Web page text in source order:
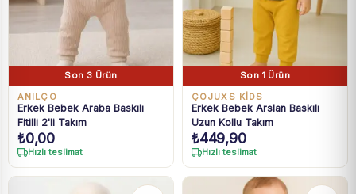
Son 3 Ürün
ANILÇO
Erkek Bebek Araba Baskılı
Fitilli 2'li Takım
₺0,00
Hızlı teslimat
Son 1 Ürün
ÇOJUXS KİDS
Erkek Bebek Arslan Baskılı
Uzun Kollu Takım
₺449,90
Hızlı teslimat